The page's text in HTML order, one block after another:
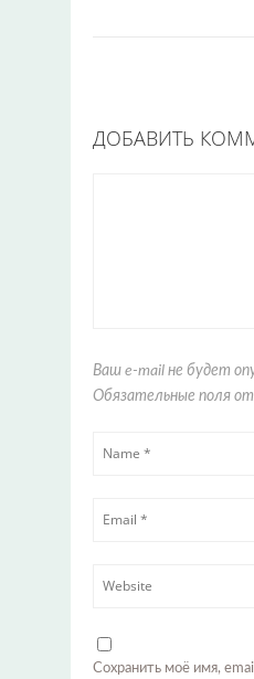
ДОБАВИТЬ
Ваш e-mail не будет
Обязательные поля
Сохранить моё имя,